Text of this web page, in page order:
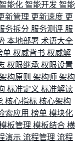
能化 智能开发 智能
新管理 更新速度 更
务拆分 服务测评 服
本地部署 术语大全
单 权威背书 权威解
权限继承 权限设置
构原则 架构师 架构
标准定义 标准解读
核心指标 核心架构
索应用 榜单 模块化
板管理 模板结合 横
演示 流程管理 流程